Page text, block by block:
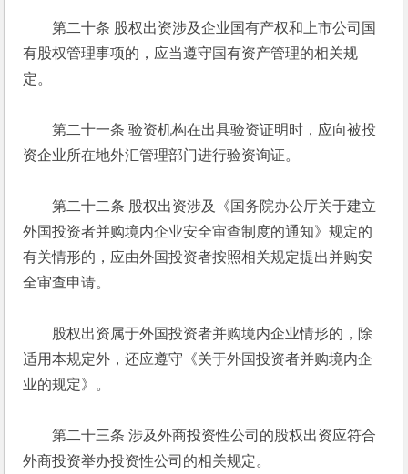
第二十条 股权出资涉及企业国有产权和上市公司国
有股权管理事项的，应当遵守国有资产管理的相关规
定。
第二十一条 验资机构在出具验资证明时，应向被投
资企业所在地外汇管理部门进行验资询证。
第二十二条 股权出资涉及《国务院办公厅关于建立
外国投资者并购境内企业安全审查制度的通知》规定的
有关情形的，应由外国投资者按照相关规定提出并购安
全审查申请。
股权出资属于外国投资者并购境内企业情形的，除
适用本规定外，还应遵守《关于外国投资者并购境内企
业的规定》。
第二十三条 涉及外商投资性公司的股权出资应符合
外商投资举办投资性公司的相关规定。